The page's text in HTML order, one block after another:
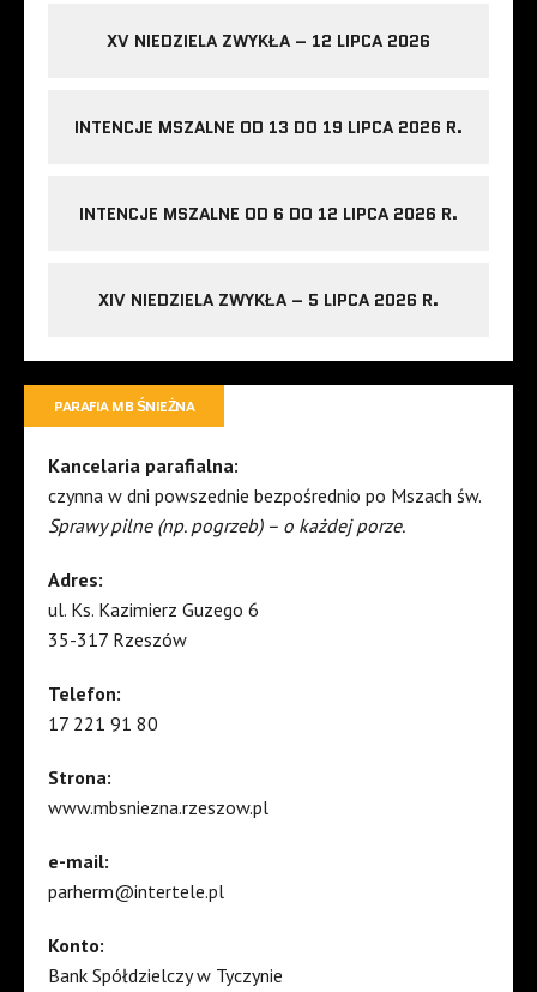
XV NIEDZIELA ZWYKŁA – 12 LIPCA 2026
INTENCJE MSZALNE OD 13 DO 19 LIPCA 2026 R.
INTENCJE MSZALNE OD 6 DO 12 LIPCA 2026 R.
XIV NIEDZIELA ZWYKŁA – 5 LIPCA 2026 R.
PARAFIA MB ŚNIEŻNA
Kancelaria parafialna:
czynna w dni powszednie bezpośrednio po Mszach św.
Sprawy pilne (np. pogrzeb) – o każdej porze.
Adres:
ul. Ks. Kazimierz Guzego 6
35-317 Rzeszów
Telefon:
17 221 91 80
Strona:
www.mbsniezna.rzeszow.pl
e-mail:
parherm@intertele.pl
Konto:
Bank Spółdzielczy w Tyczynie